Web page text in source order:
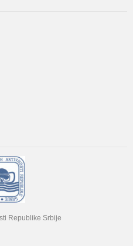
Republike Srbije